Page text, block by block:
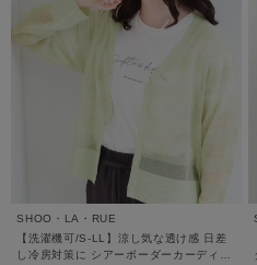
SHOO・LA・RUE
【洗濯機可/S-LL】涼し気な透け感 日差
し冷房対策に シアーボーダーカーディガ